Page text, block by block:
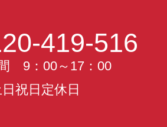
419-516
9：00～17：00
日祝日定休日